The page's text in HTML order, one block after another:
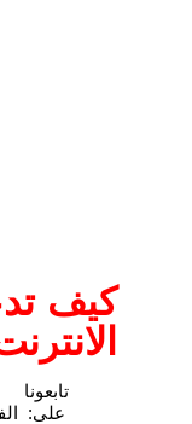
كيف
تابعونا
على: